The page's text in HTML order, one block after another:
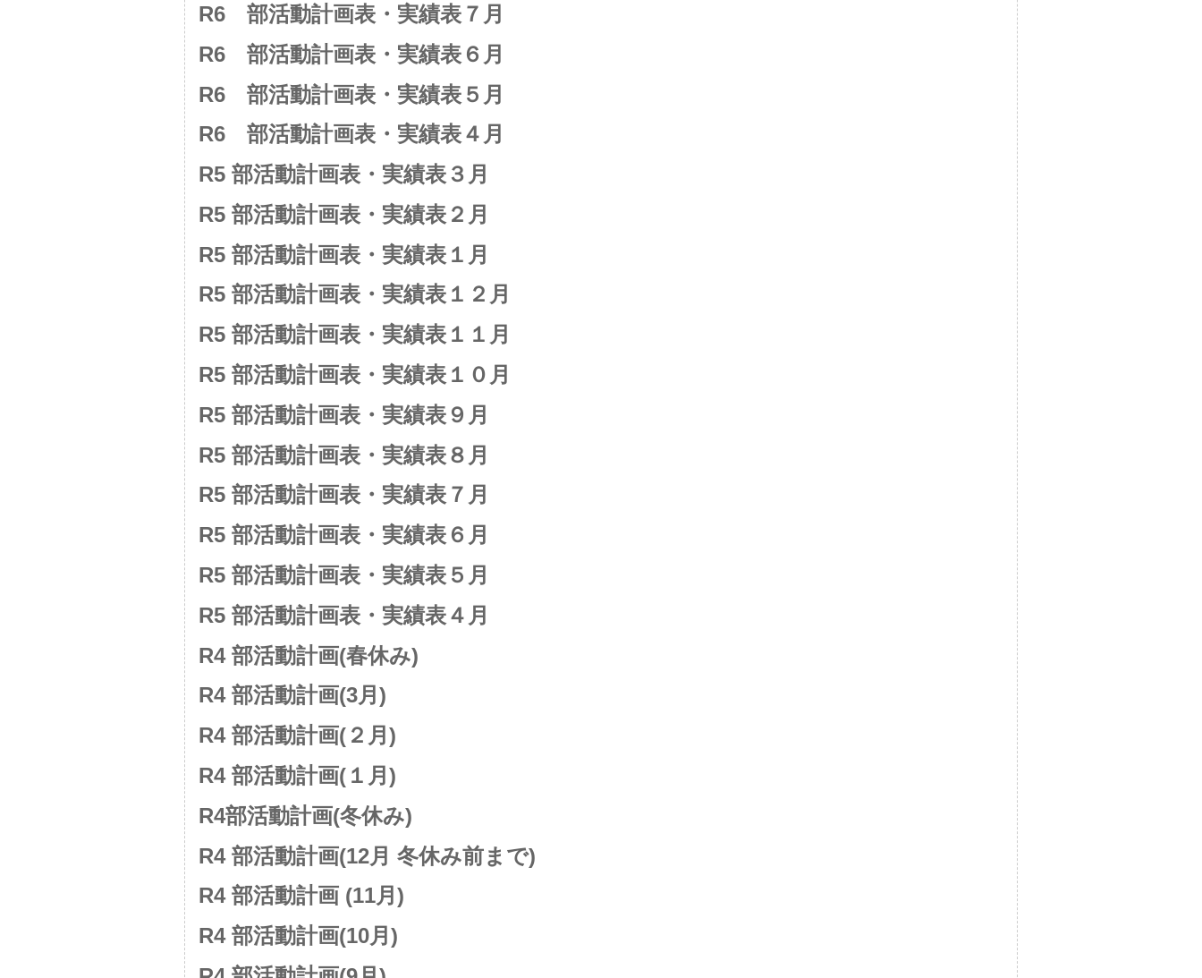
R6 部活動計画表・実績表７月
R6 部活動計画表・実績表６月
R6 部活動計画表・実績表５月
R6 部活動計画表・実績表４月
R5 部活動計画表・実績表３月
R5 部活動計画表・実績表２月
R5 部活動計画表・実績表１月
R5 部活動計画表・実績表１２月
R5 部活動計画表・実績表１１月
R5 部活動計画表・実績表１０月
R5 部活動計画表・実績表９月
R5 部活動計画表・実績表８月
R5 部活動計画表・実績表７月
R5 部活動計画表・実績表６月
R5 部活動計画表・実績表５月
R5 部活動計画表・実績表４月
R4 部活動計画(春休み)
R4 部活動計画(3月)
R4 部活動計画(２月)
R4 部活動計画(１月)
R4部活動計画(冬休み)
R4 部活動計画(12月 冬休み前まで)
R4 部活動計画 (11月)
R4 部活動計画(10月)